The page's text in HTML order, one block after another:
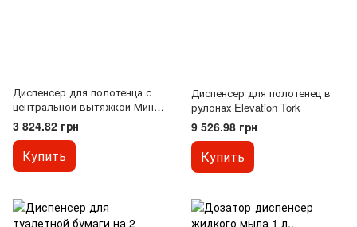
Диспенсер для полотенца с
центральной вытяжкой Мини,
белый Elevation Tork
3 824.82 грн
Купить
Диспенсер для полотенец в
рулонах Elevation Tork
9 526.98 грн
Купить